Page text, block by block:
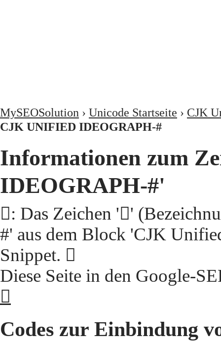
MySEOSolution › Unicode Startseite › CJK
CJK UNIFIED IDEOGRAPH-#
Informationen zum
IDEOGRAPH-#'
𩢢: Das Zeichen '𩢢'
#' aus dem Block 'CJK
Snippet. 𩢢
Diese Seite in den Google-
𩢢
Codes zur Einbindung